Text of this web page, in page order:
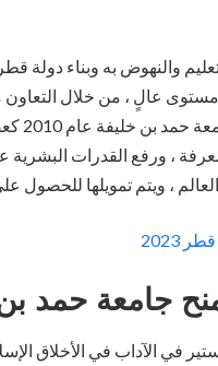
والنهوض به وبناء دولة
عالٍ ، من خلال
خليفة عام 2010 كعضو في
، ورفع القدرات
، ويتم تمويلها للحصول
جامعة حمد
في الآداب في الأخلاق